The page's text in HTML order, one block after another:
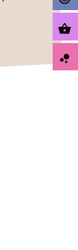
shopping_basket
bubble_chart